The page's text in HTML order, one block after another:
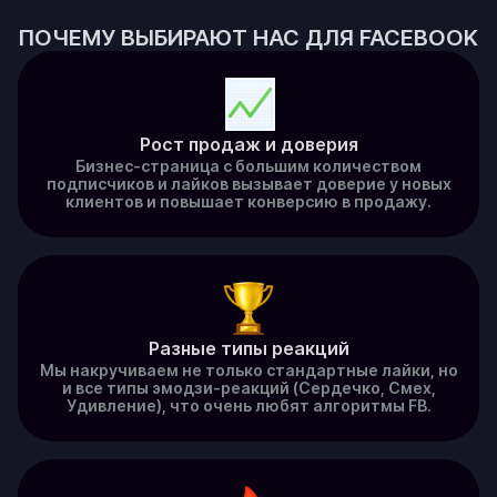
ПОЧЕМУ ВЫБИРАЮТ НАС ДЛЯ FACEBOOK
Рост продаж и доверия
Бизнес-страница с большим количеством
подписчиков и лайков вызывает доверие у новых
клиентов и повышает конверсию в продажу.
Разные типы реакций
Мы накручиваем не только стандартные лайки, но
и все типы эмодзи-реакций (Сердечко, Смех,
Удивление), что очень любят алгоритмы FB.